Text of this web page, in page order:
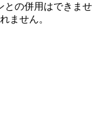
との併用はできませ
ません。